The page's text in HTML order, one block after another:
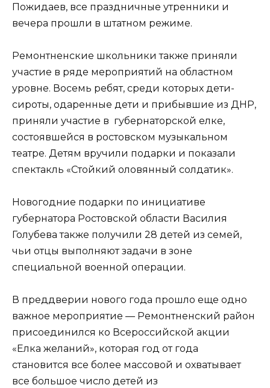
Пожидаев, все праздничные утренники и
вечера прошли в штатном режиме.
Ремонтненские школьники также приняли
участие в ряде мероприятий на областном
уровне. Восемь ребят, среди которых дети-
сироты, одаренные дети и прибывшие из ДНР,
приняли участие в губернаторской елке,
состоявшейся в ростовском музыкальном
театре. Детям вручили подарки и показали
спектакль «Стойкий оловянный солдатик».
Новогодние подарки по инициативе
губернатора Ростовской области Василия
Голубева также получили 28 детей из семей,
чьи отцы выполняют задачи в зоне
специальной военной операции.
В преддверии нового года прошло еще одно
важное мероприятие — Ремонтненский район
присоединился ко Всероссийской акции
«Елка желаний», которая год от года
становится все более массовой и охватывает
все большое число детей из